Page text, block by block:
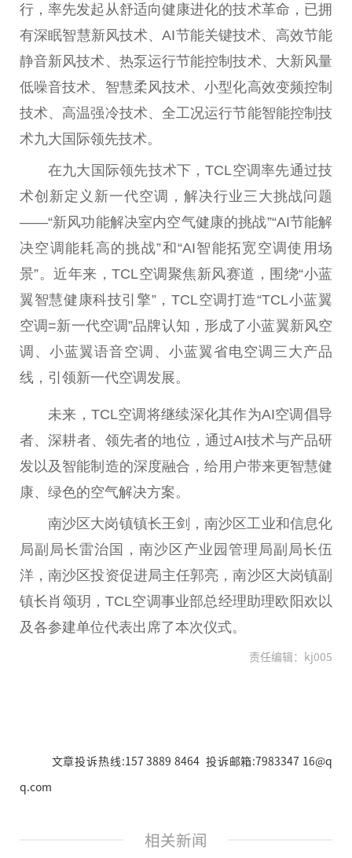
行，率先发起从舒适向健康进化的技术革命，已拥
有深眠智慧新风技术、AI节能关键技术、高效节能
静音新风技术、热泵运行节能控制技术、大新风量
低噪音技术、智慧柔风技术、小型化高效变频控制
技术、高温强冷技术、全工况运行节能智能控制技
术九大国际领先技术。
在九大国际领先技术下，TCL空调率先通过技
术创新定义新一代空调，解决行业三大挑战问题
——“新风功能解决室内空气健康的挑战”“AI节能解
决空调能耗高的挑战”和“AI智能拓宽空调使用场
景”。近年来，TCL空调聚焦新风赛道，围绕“小蓝
翼智慧健康科技引擎”，TCL空调打造“TCL小蓝翼
空调=新一代空调”品牌认知，形成了小蓝翼新风空
调、小蓝翼语音空调、小蓝翼省电空调三大产品
线，引领新一代空调发展。
未来，TCL空调将继续深化其作为AI空调倡导
者、深耕者、领先者的地位，通过AI技术与产品研
发以及智能制造的深度融合，给用户带来更智慧健
康、绿色的空气解决方案。
南沙区大岗镇镇长王剑，南沙区工业和信息化
局副 局长雷治国，南沙区产业园管理局副 局长伍
洋，南沙区投资促进局主任郭亮，南沙区大岗镇副
镇长肖颂玥，TCL空调事业部总经理助理欧阳欢以
及各参建单位代表出席了本次仪式。
责任编辑：kj005
文章投诉热线:157 3889 8464 投诉邮箱:7983347 16@q
q.com
相关新闻